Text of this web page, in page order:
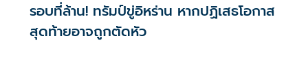
รอบที่ล้าน! ทรัมป์ขู่อิหร่าน หากปฏิเสธโอกาส
สุดท้ายอาจถูกตัดหัว